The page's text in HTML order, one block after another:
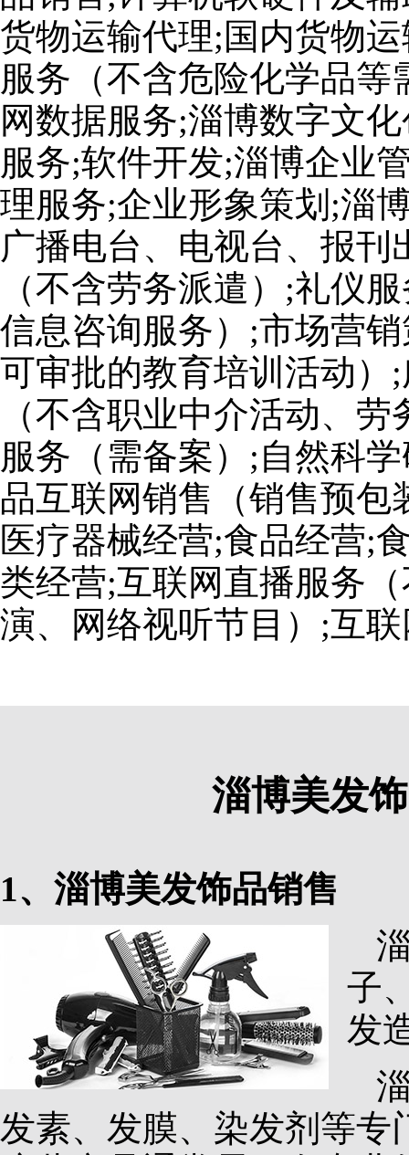
货物运输代理;国内货物
服务（不含危险化学品
网数据服务;淄博数字文
服务;软件开发;淄博企业
理服务;企业形象策划;淄
广播电台、电视台、报
（不含劳务派遣）;礼仪
信息咨询服务）;市场营
可审批的教育培训活动）
（不含职业中介活动、
服务（需备案）;自然科
品互联网销售（销售预
医疗器械经营;食品经营;
类经营;互联网直播服务
演、网络视听节目）;互
淄博美发
1、淄博美发饰品销售
子
发
发素、发膜、染发剂等